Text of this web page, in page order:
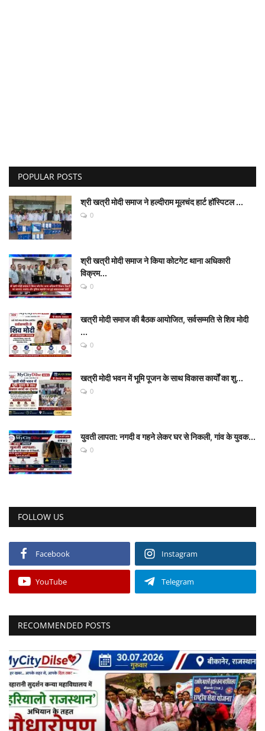
POPULAR POSTS
श्री खत्री मोदी समाज ने हल्दीराम मूलचंद हार्ट हॉस्पिटल ...
0
श्री खत्री मोदी समाज ने किया कोटगेट थाना अधिकारी
विक्रम...
0
खत्री मोदी समाज की बैठक आयोजित, सर्वसम्मति से शिव मोदी
...
0
खत्री मोदी भवन में भूमि पूजन के साथ विकास कार्यों का शु...
0
युवती लापता: नगदी व गहने लेकर घर से निकली, गांव के युवक...
0
FOLLOW US
Facebook Instagram
YouTube Telegram
RECOMMENDED POSTS